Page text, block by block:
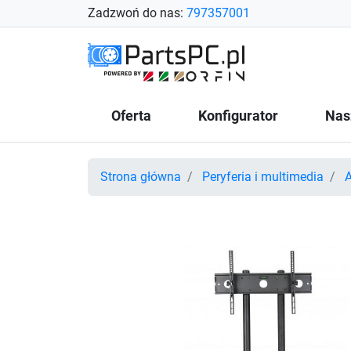
Zadzwoń do nas: 797357001
Oferta Konfigurator
Strona główna Peryferia i multimedia